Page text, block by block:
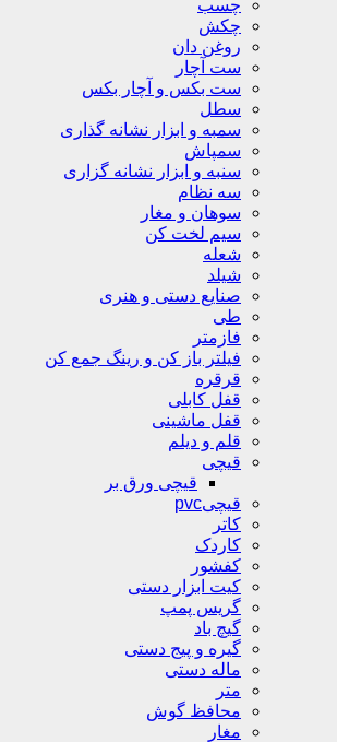
چسب
چکش
روغن دان
ست آچار
ست بکس و آچار بکس
سطل
سمبه و ابزار نشانه گذاری
سمپاش
سنبه و ابزار نشانه گزاری
سه نظام
سوهان و مغار
سیم لخت کن
شعله
شیلد
صنایع دستی و هنری
طی
فازمتر
فیلتر باز کن و رینگ جمع کن
قرقره
قفل کابلی
قفل ماشینی
قلم و دیلم
قیچی
قیچی ورق بر
قیچیpvc
کاتر
کاردک
کفشور
کیت ابزار دستی
گریس پمپ
گیچ باد
گیره و پیج دستی
ماله دستی
متر
محافظ گوش
مغار